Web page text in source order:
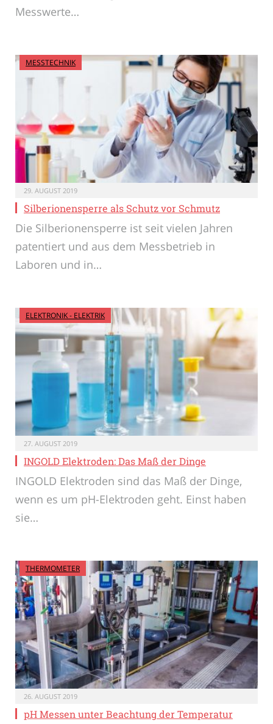
Messwerte…
MESSTECHNIK
29. AUGUST 2019
Silberionensperre als Schutz vor Schmutz
Die Silberionensperre ist seit vielen Jahren
patentiert und aus dem Messbetrieb in
Laboren und in…
ELEKTRONIK - ELEKTRIK
27. AUGUST 2019
INGOLD Elektroden: Das Maß der Dinge
INGOLD Elektroden sind das Maß der Dinge,
wenn es um pH-Elektroden geht. Einst haben
sie…
THERMOMETER
26. AUGUST 2019
pH Messen unter Beachtung der Temperatur